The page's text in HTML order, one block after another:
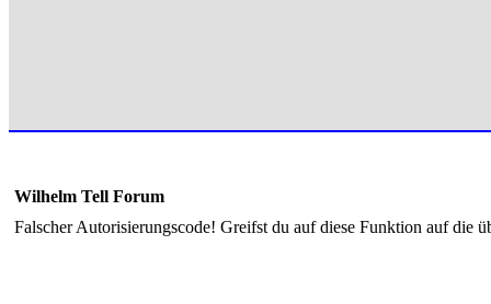
Wilhelm Tell Forum
Falscher Autorisierungscode! Greifst du auf diese Funktion auf die